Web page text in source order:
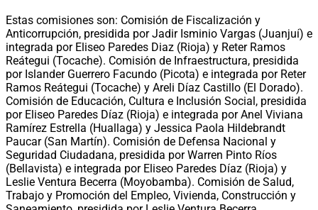
Estas comisiones son: Comisión de Fiscalización y
Anticorrupción, presidida por Jadir Isminio Vargas (Juanjuí) e
integrada por Eliseo Paredes Diaz (Rioja) y Reter Ramos
Reátegui (Tocache). Comisión de Infraestructura, presidida
por Islander Guerrero Facundo (Picota) e integrada por Reter
Ramos Reátegui (Tocache) y Areli Díaz Castillo (El Dorado).
Comisión de Educación, Cultura e Inclusión Social, presidida
por Eliseo Paredes Díaz (Rioja) e integrada por Anel Viviana
Ramírez Estrella (Huallaga) y Jessica Paola Hildebrandt
Paucar (San Martín). Comisión de Defensa Nacional y
Seguridad Ciudadana, presidida por Warren Pinto Ríos
(Bellavista) e integrada por Eliseo Paredes Díaz (Rioja) y
Leslie Ventura Becerra (Moyobamba). Comisión de Salud,
Trabajo y Promoción del Empleo, Vivienda, Construcción y